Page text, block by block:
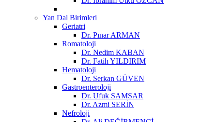
Yan Dal Birimleri
Geriatri
Dr. Pınar ARMAN
Romatoloji
Dr. Nedim KABAN
Dr. Fatih YILDIRIM
Hematoloji
Dr. Serkan GÜVEN
Gastroenteroloji
Dr. Ufuk SAMSAR
Dr. Azmi SERİN
Nefroloji